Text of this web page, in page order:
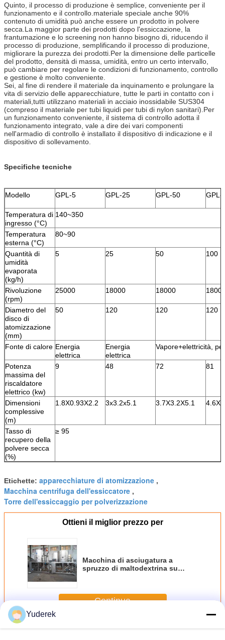
Quinto, il processo di produzione è semplice, conveniente per il
funzionamento e il controllo.materiale speciale anche 90%
contenuto di umidità può anche essere un prodotto in polvere
secca.La maggior parte dei prodotti dopo l'essiccazione, la
frantumazione e lo screening non hanno bisogno di, riducendo il
processo di produzione, semplificando il processo di produzione,
migliorare la purezza dei prodotti.Per la dimensione delle particelle
del prodotto, densità di massa, umidità, entro un certo intervallo,
può cambiare per regolare le condizioni di funzionamento, controllo
e gestione è molto conveniente.
Sei, al fine di rendere il materiale da inquinamento e prolungare la
vita di servizio delle apparecchiature, tutte le parti in contatto con i
materiali,tutti utilizzano materiali in acciaio inossidabile SUS304
(compreso il materiale per tubi liquidi per tubi di nylon sanitari).Per
un funzionamento conveniente, il sistema di controllo adotta il
funzionamento integrato, vale a dire dei vari componenti
nell'armadio di controllo è installato il dispositivo di indicazione e il
dispositivo di sollevamento.
Specifiche tecniche
Modello GPL-5 GPL-25 GPL-50 GPL-
Temperatura di
ingresso (°C)
140~350
Temperatura
esterna (°C)
80~90
Quantità di
umidità
evaporata
(kg/h)
5 25 50 100
Rivoluzione
(rpm)
25000 18000 18000
Diametro del
disco di
atomizzazione
(mm)
50 120 120 120
Fonte di calore Energia
elettrica
Energia
elettrica
Vapore+elettricità,
Potenza
massima del
riscaldatore
elettrico (kw)
9 48 72 81
Dimensioni
complessive
(m)
1.8X0.93X2.2 3x3.2x5.1 3.7X3.2X5.1
Tasso di
recupero della
polvere secca
(%)
≥ 95
Etichette: apparecchiature di atomizzazione ,
Macchina centrifuga dell'essiccatore ,
Torre dell'essiccaggio per polverizzazione
Ottieni il miglior prezzo per
Macchina di asciugatura a
spruzzo di maltodextrina su
Continua
PiùEssiccatore di spruzzo centrifugo
Yuderek